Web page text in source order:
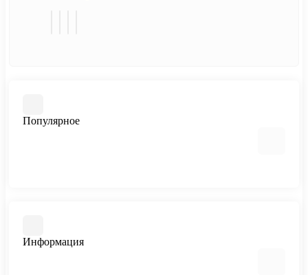
Популярное
Феминизированные
Информация